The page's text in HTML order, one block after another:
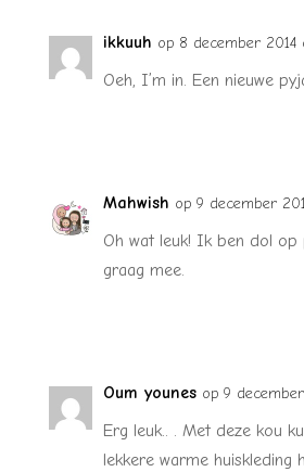
ikkuuh op 8 december 2014
Oeh, I’m in. Een nieuwe
Mahwish op 9 december
Oh wat leuk! Ik ben dol op
graag mee.
Oum younes op 9
Erg leuk.. . Met deze kou
lekkere warme huiskleding